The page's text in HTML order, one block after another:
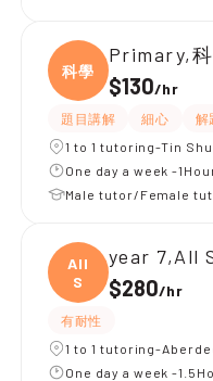
科學
Primary,
$130/hr
題目講解 細心 解
1 to 1 tutoring-Tin
One day a week -
Male tutor/Female
All
S
$280/hr
有耐性
1 to 1 tutoring-
One day a week -